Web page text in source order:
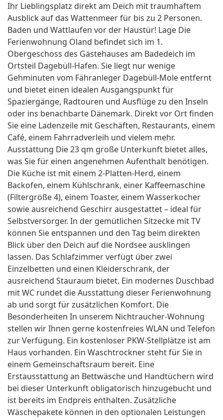
Ihr Lieblingsplatz direkt am Deich mit traumhaftem
Ausblick auf das Wattenmeer für bis zu 2 Personen.
Baden und Wattlaufen vor der Haustür! Lage Die
Ferienwohnung Oland befindet sich im 1.
Obergeschoss des Gästehauses am Badedeich im
Ortsteil Dagebüll-Hafen. Sie liegt nur wenige
Gehminuten vom Fähranleger Dagebüll-Mole entfernt
und bietet einen idealen Ausgangspunkt für
Spaziergänge, Radtouren und Ausflüge zu den Inseln
oder ins benachbarte Dänemark. Direkt vor Ort finden
Sie eine Ladenzeile mit Geschäften, Restaurants, einem
Café, einem Fahrradverleih und vielem mehr.
Ausstattung Die 23 qm große Unterkunft bietet alles,
was Sie für einen angenehmen Aufenthalt benötigen.
Die Küche ist mit einem 2-Platten-Herd, einem
Backofen, einem Kühlschrank, einer Kaffeemaschine
(Filtergröße 4), einem Toaster, einem Wasserkocher
sowie ausreichend Geschirr ausgestattet – ideal für
Selbstversorger. In der gemütlichen Sitzecke mit TV
können Sie entspannen und den Tag beim direkten
Blick über den Deich auf die Nordsee ausklingen
lassen. Das Schlafzimmer verfügt über zwei
Einzelbetten und einen Kleiderschrank, der
ausreichend Stauraum bietet. Ein modernes Duschbad
mit WC rundet die Ausstattung dieser Ferienwohnung
ab und sorgt für zusätzlichen Komfort. Die
Besonderheiten In unserem Nichtraucher-Wohnung
stellen wir Ihnen gerne kostenfreies WLAN und Telefon
zur Verfügung. Ein kostenloser PKW-Stellplätze ist am
Haus vorhanden. Ein Waschtrockner steht für Sie in
einem Gemeinschaftsraum bereit. Eine
Erstausstattung an Bettwäsche und Handtüchern wird
bei dieser Unterkunft obligatorisch hinzugebucht und
ist bereits im Endpreis enthalten. Zusätzliche
Wäschepakete können in den optionalen Leistungen